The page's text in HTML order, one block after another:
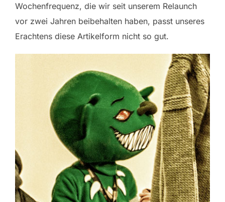
Wochenfrequenz, die wir seit unserem Relaunch
vor zwei Jahren beibehalten haben, passt unseres
Erachtens diese Artikelform nicht so gut.